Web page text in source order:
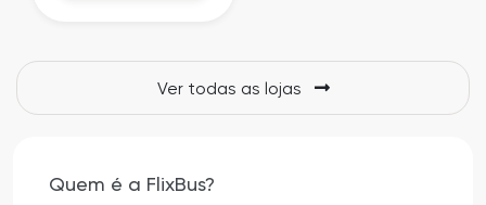
Ver todas as lojas
Quem é a FlixBus?